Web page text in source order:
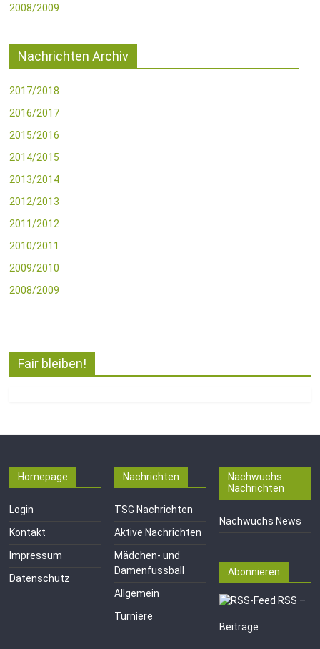
2008/2009
Nachrichten Archiv
2017/2018
2016/2017
2015/2016
2014/2015
2013/2014
2012/2013
2011/2012
2010/2011
2009/2010
2008/2009
Fair bleiben!
Homepage
Login
Kontakt
Impressum
Datenschutz
Nachrichten
TSG Nachrichten
Aktive Nachrichten
Mädchen- und
Damenfussball
Allgemein
Turniere
Nachwuchs
Nachrichten
Nachwuchs News
Abonnieren
RSS –
Beiträge